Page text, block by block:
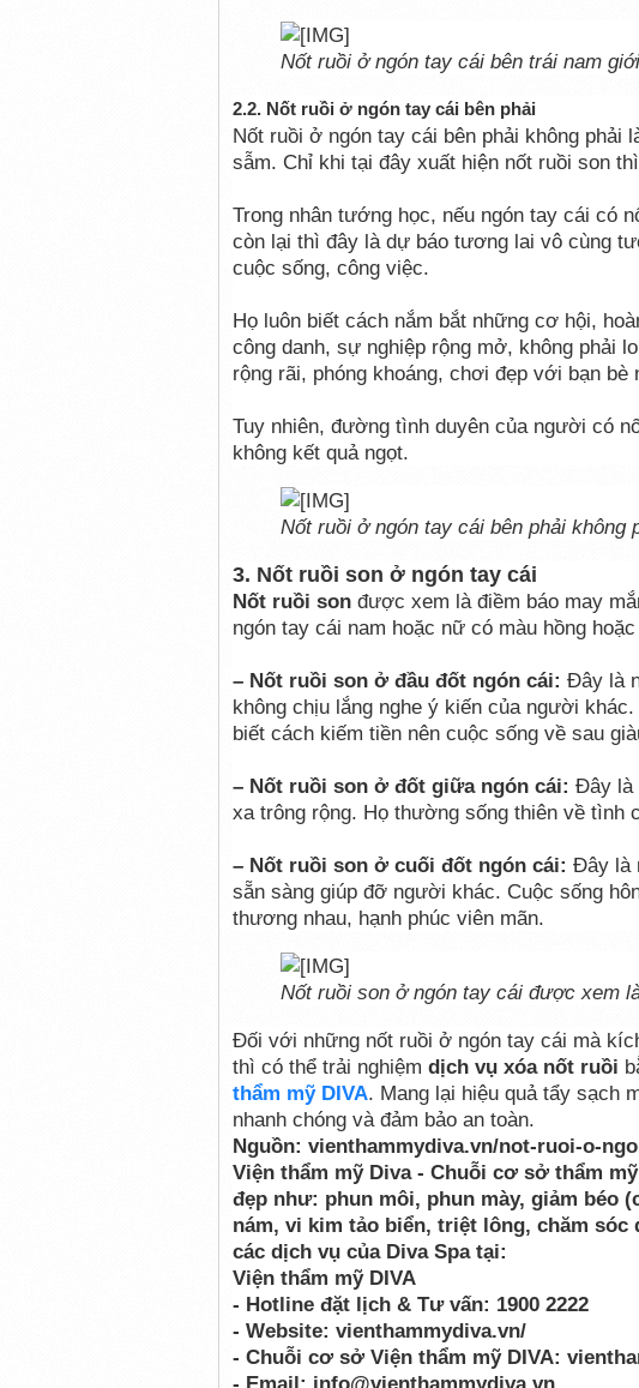
Nốt ruồi ở ngón tay cái bên trái nam
2.2. Nốt ruồi ở ngón tay cái bên phải
Nốt ruồi ở ngón tay cái bên phải không
sẫm. Chỉ khi tại đây xuất hiện nốt ruồi son
Trong nhân tướng học, nếu ngón tay cái có
còn lại thì đây là dự báo tương lai vô cùng
cuộc sống, công việc.
Họ luôn biết cách nắm bắt những cơ hội,
công danh, sự nghiệp rộng mở, không phải
rộng rãi, phóng khoáng, chơi đẹp với bạn
Tuy nhiên, đường tình duyên của người có
không kết quả ngọt.
Nốt ruồi ở ngón tay cái bên phải không
3. Nốt ruồi son ở ngón tay cái
Nốt ruồi sonđược xem là điềm báo may
ngón tay cái nam hoặc nữ có màu hồng
– Nốt ruồi son ở đầu đốt ngón cái: Đây là
không chịu lắng nghe ý kiến của người
biết cách kiếm tiền nên cuộc sống về sau
– Nốt ruồi son ở đốt giữa ngón cái: Đây là
xa trông rộng. Họ thường sống thiên về tình
– Nốt ruồi son ở cuối đốt ngón cái: Đây là
sẵn sàng giúp đỡ người khác. Cuộc sống
thương nhau, hạnh phúc viên mãn.
Nốt ruồi son ở ngón tay cái được xem
Đối với những nốt ruồi ở ngón tay cái mà
thì có thể trải nghiệm dịch vụ xóa nốt ruồi
thẩm mỹ DIVA. Mang lại hiệu quả tẩy sạch
nhanh chóng và đảm bảo an toàn.
Nguồn: vienthammydiva.vn/not-ruoi-o-
Viện thẩm mỹ Diva - Chuỗi cơ sở thẩm
đẹp như: phun môi, phun mày, giảm béo
nám, vi kim tảo biển, triệt lông, chăm sóc
các dịch vụ của Diva Spa tại:
Viện thẩm mỹ DIVA
- Hotline đặt lịch & Tư vấn: 1900 2222
- Website: vienthammydiva.vn/
- Chuỗi cơ sở Viện thẩm mỹ DIVA:
- Email: info@vienthammydiva.vn